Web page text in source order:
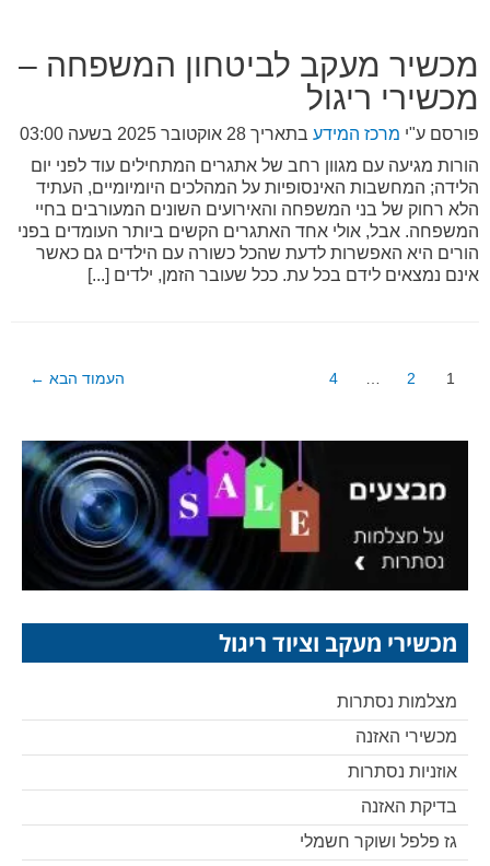
מכשירי מעקב וציוד ריגול
מצלמות נסתרות
מכשירי האזנה
אוזניות נסתרות
בדיקת האזנה
גז פלפל ושוקר חשמלי
מכשיר מעקב לביטחון המשפחה –
מכשירי ריגול
פורסם ע"י מרכז המידע בתאריך 28 אוקטובר 2025 בשעה 03:00
הורות מגיעה עם מגוון רחב של אתגרים המתחילים עוד לפני יום
הלידה; המחשבות האינסופיות על המהלכים היומיומיים, העתיד
הלא רחוק של בני המשפחה והאירועים השונים המעורבים בחיי
המשפחה. אבל, אולי אחד האתגרים הקשים ביותר העומדים בפני
הורים היא האפשרות לדעת שהכל כשורה עם הילדים גם כאשר
אינם נמצאים לידם בכל עת. ככל שעובר הזמן, ילדים [...]
Posts
1
2
4 העמוד הבא ←